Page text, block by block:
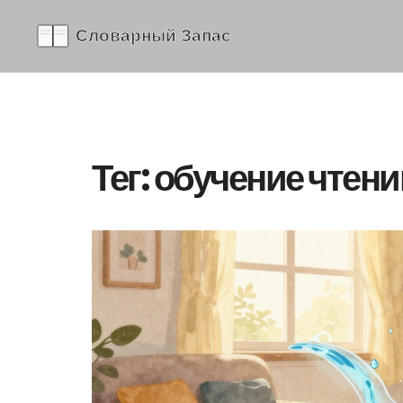
Тег: обучение